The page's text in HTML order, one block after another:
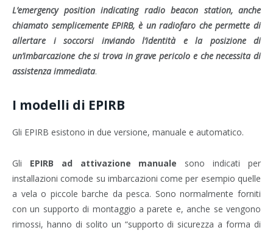
L’emergency position indicating radio beacon station, anche
chiamato semplicemente EPIRB, è un radiofaro che permette di
allertare i soccorsi inviando l’identità e la posizione di
un’imbarcazione che si trova in grave pericolo e che necessita di
assistenza immediata.
I modelli di EPIRB
Gli EPIRB esistono in due versione, manuale e automatico.
Gli EPIRB ad attivazione manuale sono indicati per
installazioni comode su imbarcazioni come per esempio quelle
a vela o piccole barche da pesca. Sono normalmente forniti
con un supporto di montaggio a parete e, anche se vengono
rimossi, hanno di solito un “supporto di sicurezza a forma di